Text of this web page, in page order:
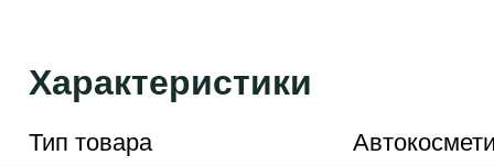
Характеристики
Тип товара